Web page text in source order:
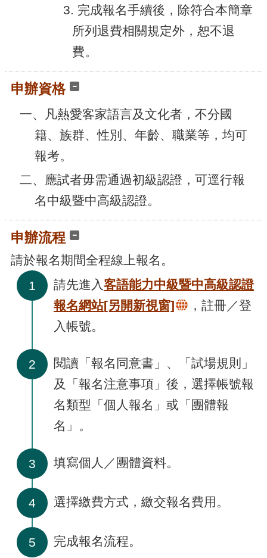
3. 完成報名手續後，除符合本簡章
所列退費相關規定外，恕不退
費。
申辦資格
一、凡熱愛客家語言及文化者，不分國
籍、族群、性別、年齡、職業等，均可
報考。
二、應試者毋需通過初級認證，可逕行報
名中級暨中高級認證。
申辦流程
請於報名期間全程線上報名。
1
請先進入客語能力中級暨中高級認證
報名網站[另開新視窗]
，註冊／登
入帳號。
2
閱讀「報名同意書」、「試場規則」
及「報名注意事項」後，選擇帳號報
名類型「個人報名」或「團體報
名」。
3 填寫個人／團體資料。
4 選擇繳費方式，繳交報名費用。
5 完成報名流程。